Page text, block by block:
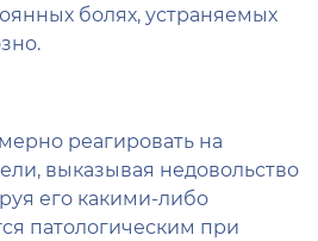
болях, устраняемых
реагировать на
выказывая недовольство
его какими-либо
патологическим при